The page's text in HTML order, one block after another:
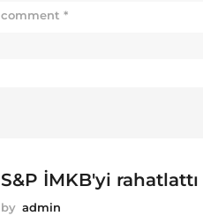
S&P İMKB'yi rahatlattı
by admin